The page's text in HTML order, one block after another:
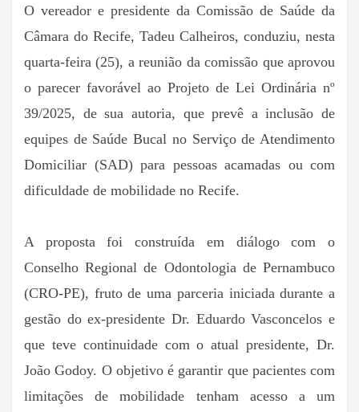
O vereador e presidente da Comissão de Saúde da
Câmara do Recife, Tadeu Calheiros, conduziu, nesta
quarta-feira (25), a reunião da comissão que aprovou
o parecer favorável ao Projeto de Lei Ordinária nº
39/2025, de sua autoria, que prevê a inclusão de
equipes de Saúde Bucal no Serviço de Atendimento
Domiciliar (SAD) para pessoas acamadas ou com
dificuldade de mobilidade no Recife.
A proposta foi construída em diálogo com o
Conselho Regional de Odontologia de Pernambuco
(CRO-PE), fruto de uma parceria iniciada durante a
gestão do ex-presidente Dr. Eduardo Vasconcelos e
que teve continuidade com o atual presidente, Dr.
João Godoy. O objetivo é garantir que pacientes com
limitações de mobilidade tenham acesso a um